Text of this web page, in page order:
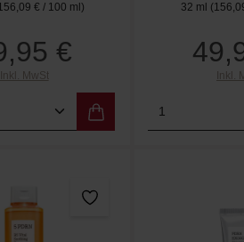
€ / 100 ml)
Regulärer Preis:
€
Inkl. MwSt
Anzahl: Gib den
32 ml
Inkl.
Produkt